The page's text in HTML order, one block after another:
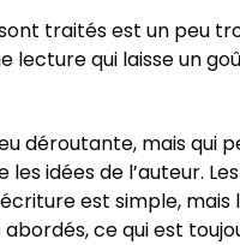
traités est un peu
lecture qui laisse un
déroutante, mais qui
idées de l’auteur.
est simple, mais
ce qui est